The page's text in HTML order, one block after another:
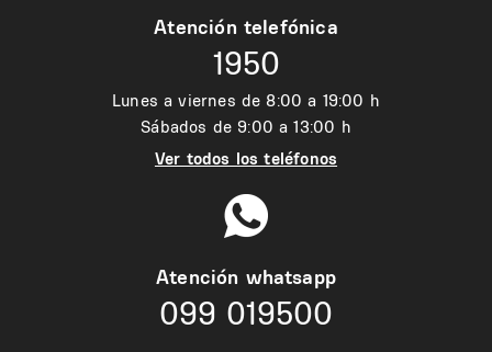
Atención telefónica
1950
Lunes a viernes de 8:00 a 19:00 h
Sábados de 9:00 a 13:00 h
Ver todos los teléfonos
Atención whatsapp
099 019500